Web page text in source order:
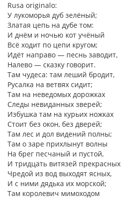
Rusa originalo:
У лукоморья дуб зелёный;
Златая цепь на дубе том:
И днём и ночью кот учёный
Всё ходит по цепи кругом;
Идёт направо — песнь заводит,
Налево — сказку говорит.
Там чудеса: там леший бродит,
Русалка на ветвях сидит;
Там на неведомых дорожках
Следы невиданных зверей;
Избушка там на курьих ножках
Стоит без окон, без дверей;
Там лес и дол видений полны;
Там о заре прихлынут волны
На брег песчаный и пустой,
И тридцать витязей прекрасных
Чредой из вод выходят ясных,
И с ними дядька их морской;
Там королевич мимоходом